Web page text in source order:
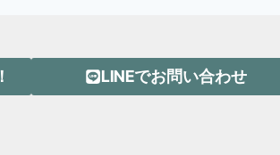
LINEでお問い合わせ